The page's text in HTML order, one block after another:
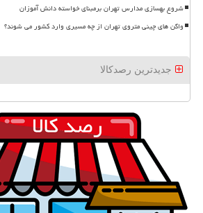
شروع بهسازی مدارس تهران برمبنای خواسته دانش آموزان
واگن های چینی متروی تهران از چه مسیری وارد کشور می شوند؟
جدیدترین رصدکالا